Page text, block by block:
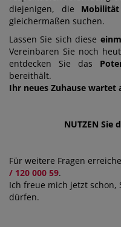
diejenigen, die Mobilität
gleichermaßen suchen.
Lassen Sie sich diese
Vereinbaren Sie noch
entdecken Sie das
bereithält.
Ihr neues Zuhause wartet
NUTZEN Sie
Für weitere Fragen
/ 120 000 59.
Ich freue mich jetzt schon,
dürfen.